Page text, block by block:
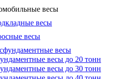
весы
весы
весы
весы
весы до 20 тонн
весы до 30 тонн